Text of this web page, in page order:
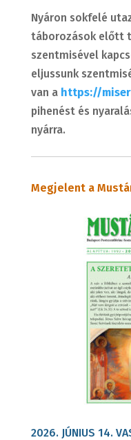
Nyáron sokfelé
táborozások előtt
szentmisével
eljussunk
van a https://
pihenést és
nyárra.
Megjelent a
2026. JÚNIUS 14.